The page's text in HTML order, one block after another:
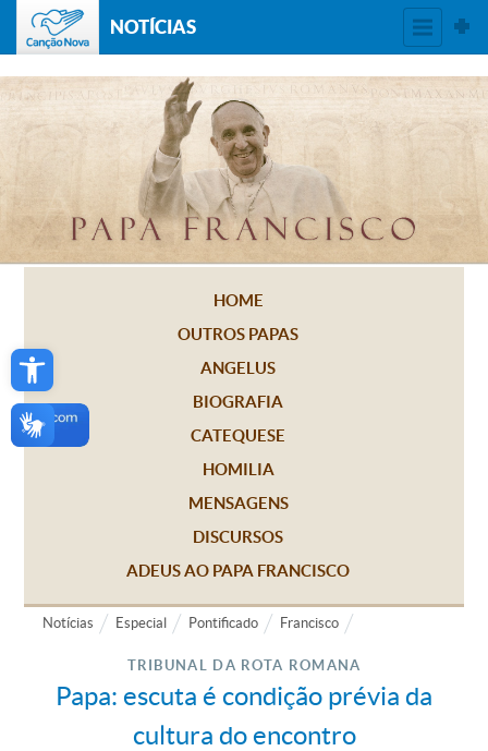
Open toolbar
NOTÍCIAS
HOME
OUTROS PAPAS
ANGELUS
BIOGRAFIA
CATEQUESE
HOMILIA
MENSAGENS
DISCURSOS
ADEUS AO PAPA FRANCISCO
Notícias Especial Pontificado Francisco
TRIBUNAL DA ROTA ROMANA
Papa: escuta é condição prévia da
cultura do encontro